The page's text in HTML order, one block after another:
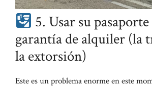
5. Usar su
garantía de alquiler (la
la extorsión)
Este es un problema enorme en este